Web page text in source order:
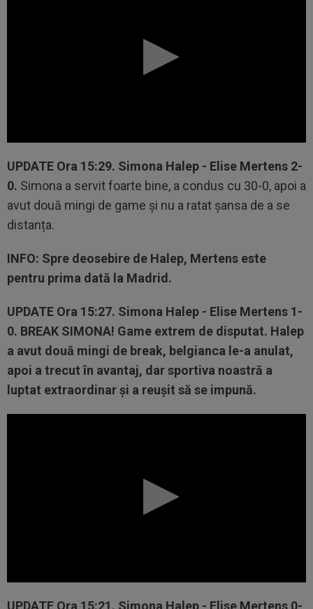
UPDATE Ora 15:29. Simona Halep - Elise Mertens 2-
0. Simona a servit foarte bine, a condus cu 30-0, apoi a
avut două mingi de game și nu a ratat șansa de a se
distanța.
INFO: Spre deosebire de Halep, Mertens este
pentru prima dată la Madrid.
UPDATE Ora 15:27. Simona Halep - Elise Mertens 1-
0. BREAK SIMONA! Game extrem de disputat. Halep
a avut două mingi de break, belgianca le-a anulat,
apoi a trecut în avantaj, dar sportiva noastră a
luptat extraordinar și a reușit să se impună.
UPDATE Ora 15:21. Simona Halep - Elise Mertens 0-